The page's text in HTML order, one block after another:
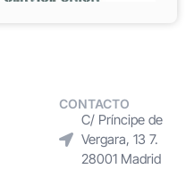
CONTACTO
C/ Príncipe de
Vergara, 13 7.
28001 Madrid